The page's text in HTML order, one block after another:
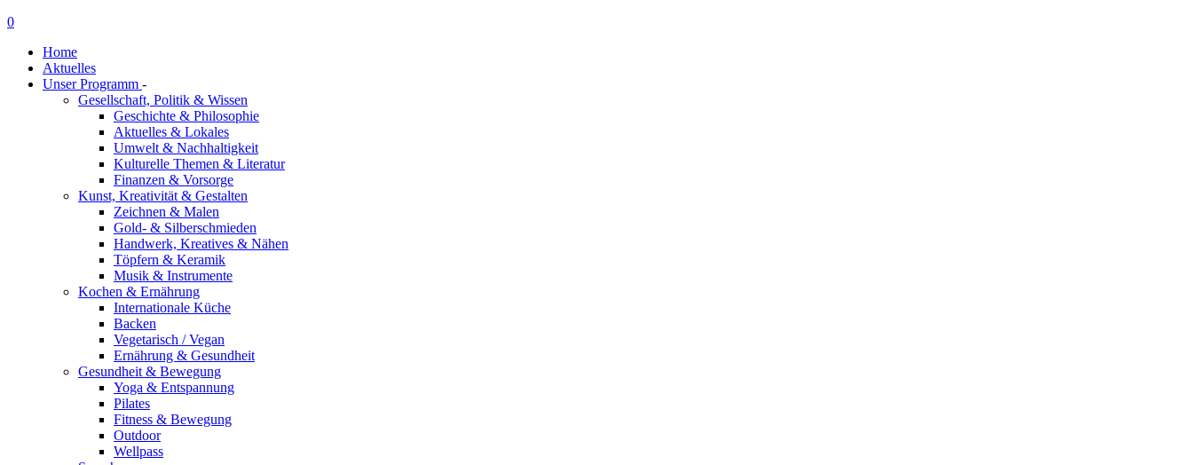
0
Home
Aktuelles
Unser Programm -
Gesellschaft, Politik & Wissen
Geschichte & Philosophie
Aktuelles & Lokales
Umwelt & Nachhaltigkeit
Kulturelle Themen & Literatur
Finanzen & Vorsorge
Kunst, Kreativität & Gestalten
Zeichnen & Malen
Gold- & Silberschmieden
Handwerk, Kreatives & Nähen
Töpfern & Keramik
Musik & Instrumente
Kochen & Ernährung
Internationale Küche
Backen
Vegetarisch / Vegan
Ernährung & Gesundheit
Gesundheit & Bewegung
Yoga & Entspannung
Pilates
Fitness & Bewegung
Outdoor
Wellpass